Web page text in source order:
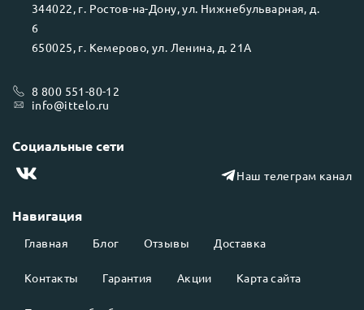
Навигация
Главная Блог Отзывы Доставка
Контакты Гарантия Акции Карта сайта
344022, г. Ростов-на-Дону, ул. Нижнебульварная, д.
6
650025, г. Кемерово, ул. Ленина, д. 21А
8 800 551-80-12
info@ittelo.ru
Социальные сети
Наш телеграм канал